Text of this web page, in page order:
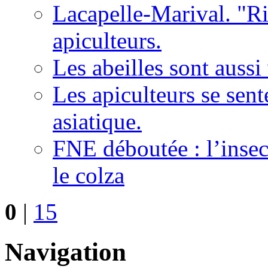
Lacapelle-Marival.
apiculteurs.
Les abeilles sont
Les apiculteurs se
asiatique.
FNE déboutée :
le colza
0 | 15
Navigation